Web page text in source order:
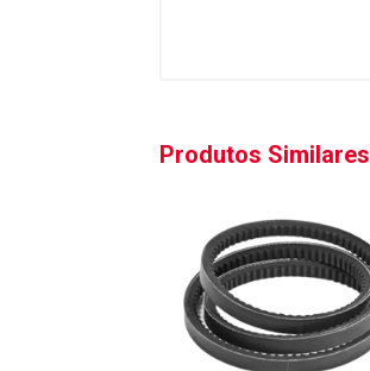
Produtos Similares